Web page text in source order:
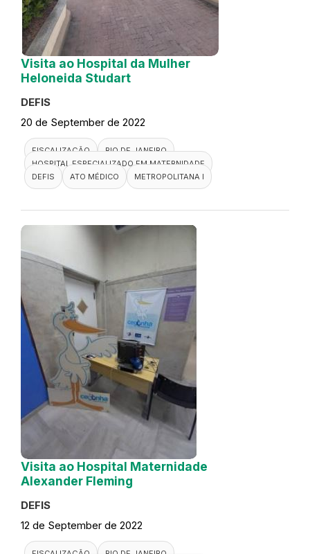
Visita ao Hospital da Mulher
Heloneida Studart
DEFIS
20 de September de 2022
FISCALIZAÇÃO
RIO DE JANEIRO
HOSPITAL ESPECIALIZADO EM MATERNIDADE
DEFIS
ATO MÉDICO METROPOLITANA I
Visita ao Hospital Maternidade
Alexander Fleming
DEFIS
12 de September de 2022